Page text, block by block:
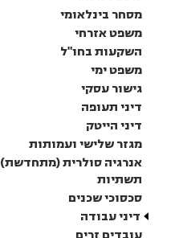
מסחר בינלאומי
משפט אזרחי
השקעות בחו"ל
משפט ימי
גישור עסקי
דיני תעופה
דיני הייטק
מגזר שלישי ועמותות
אנרגיה סולרית (מתחדשת)
תשתיות
סכסוכי שכנים
דיני עבודה